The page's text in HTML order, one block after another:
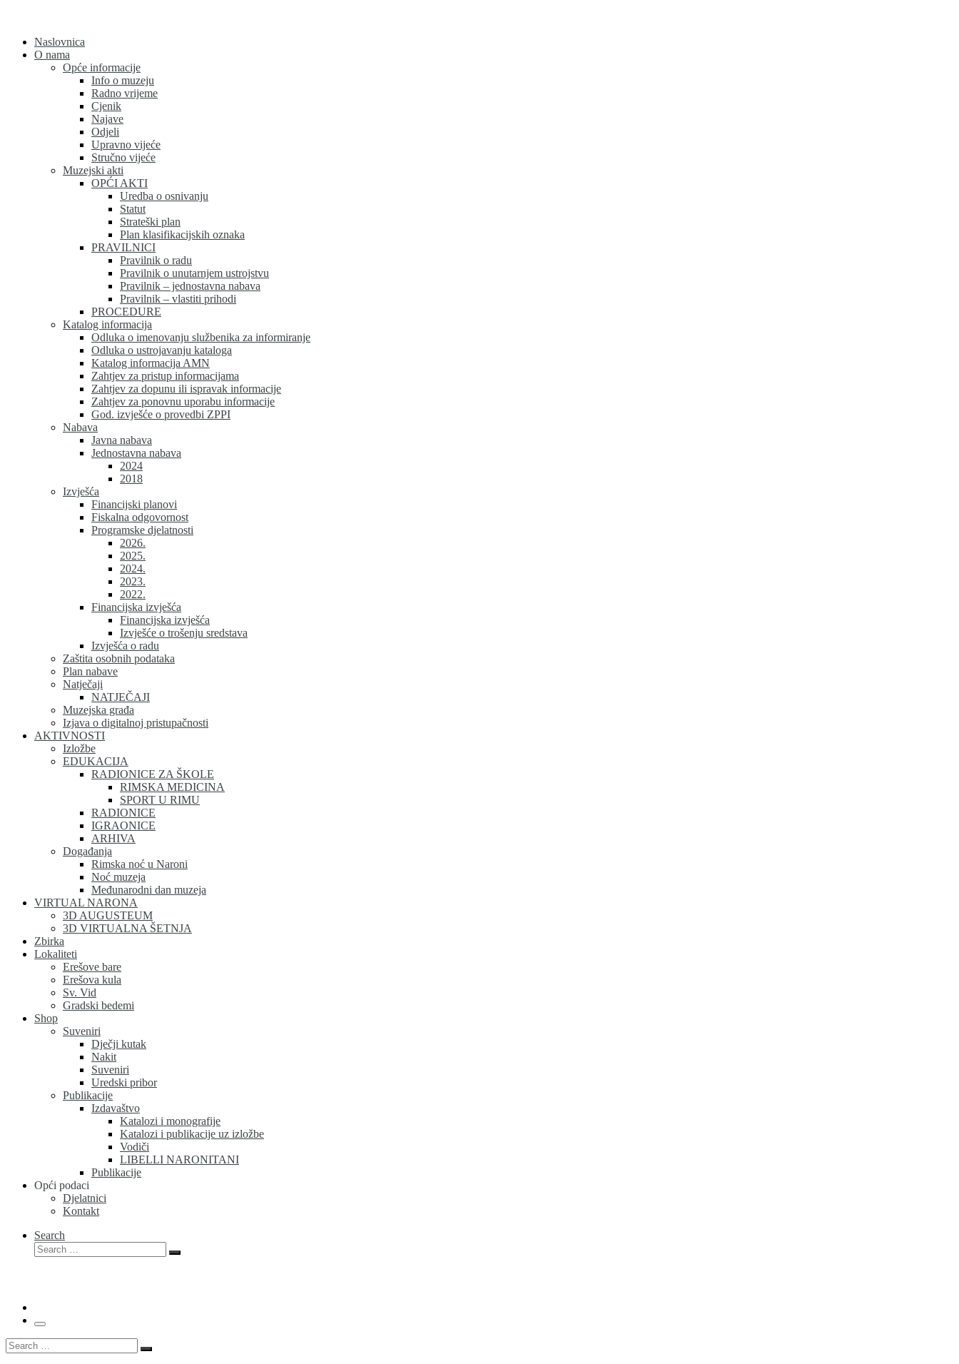
contentNaslovnica
O nama
Opće informacije
Info o muzeju
Radno vrijeme
Cjenik
Najave
Odjeli
Upravno vijeće
Stručno vijeće
Muzejski akti
OPĆI AKTI
Uredba o osnivanju
Statut
Strateški plan
Plan klasifikacijskih oznaka
PRAVILNICI
Pravilnik o radu
Pravilnik o unutarnjem ustrojstvu
Pravilnik – jednostavna nabava
Pravilnik – vlastiti prihodi
PROCEDURE
Katalog informacija
Odluka o imenovanju službenika za informiranje
Odluka o ustrojavanju kataloga
Katalog informacija AMN
Zahtjev za pristup informacijama
Zahtjev za dopunu ili ispravak informacije
Zahtjev za ponovnu uporabu informacije
God. izvješće o provedbi ZPPI
Nabava
Javna nabava
Jednostavna nabava
2024
2018
Izvješća
Financijski planovi
Fiskalna odgovornost
Programske djelatnosti
2026.
2025.
2024.
2023.
2022.
Financijska izvješća
Financijska izvješća
Izvješće o trošenju sredstava
Izvješća o radu
Zaštita osobnih podataka
Plan nabave
Natječaji
NATJEČAJI
Muzejska građa
Izjava o digitalnoj pristupačnosti
AKTIVNOSTI
Izložbe
EDUKACIJA
RADIONICE ZA ŠKOLE
RIMSKA MEDICINA
SPORT U RIMU
RADIONICE
IGRAONICE
ARHIVA
Događanja
Rimska noć u Naroni
Noć muzeja
Međunarodni dan muzeja
VIRTUAL NARONA
3D AUGUSTEUM
3D VIRTUALNA ŠETNJA
Zbirka
Lokaliteti
Erešove bare
Erešova kula
Sv. Vid
Gradski bedemi
Shop
Suveniri
Dječji kutak
Nakit
Suveniri
Uredski pribor
Publikacije
Izdavaštvo
Katalozi i monografije
Katalozi i publikacije uz izložbe
Vodiči
LIBELLI NARONITANI
Publikacije
Opći podaci
Djelatnici
Kontakt
Search
Search
Search
Menu
Search
Search